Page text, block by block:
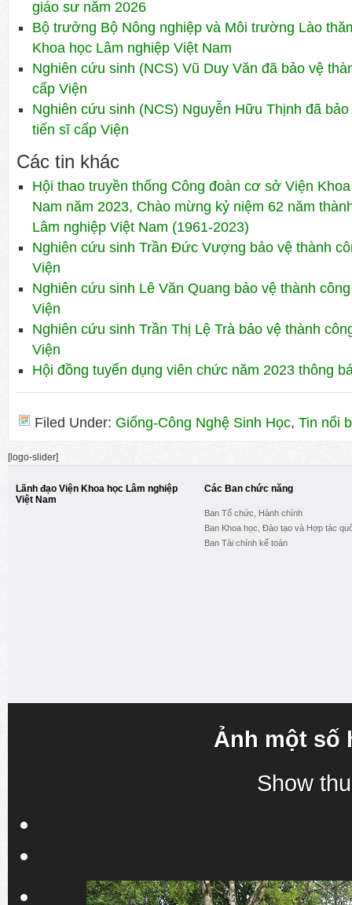
giáo sư năm 2026
Bộ trưởng Bộ Nông nghiệp và Môi trường Lào
Khoa học Lâm nghiệp Việt Nam
Nghiên cứu sinh (NCS) Vũ Duy Văn đã bảo vệ
cấp Viện
Nghiên cứu sinh (NCS) Nguyễn Hữu Thịnh đã
tiến sĩ cấp Viện
Các tin khác
Hội thao truyền thống Công đoàn cơ sở Viện
Nam năm 2023, Chào mừng kỷ niệm 62 năm
Lâm nghiệp Việt Nam (1961-2023)
Nghiên cứu sinh Trần Đức Vượng bảo vệ thành
Viện
Nghiên cứu sinh Lê Văn Quang bảo vệ thành
Viện
Nghiên cứu sinh Trần Thị Lệ Trà bảo vệ thành
Viện
Hội đồng tuyển dụng viên chức năm 2023 thông
Filed Under: Giống-Công Nghệ Sinh Học, Tin nổi
[logo-slider]
Lãnh đạo Viện Khoa học Lâm nghiệp
Việt Nam
Các Ban chức năng
Ban Tổ chức, Hành chính
Ban Khoa học, Đào tạo và Hợp tác
Ban Tài chính kế toán
Ảnh một số
Show